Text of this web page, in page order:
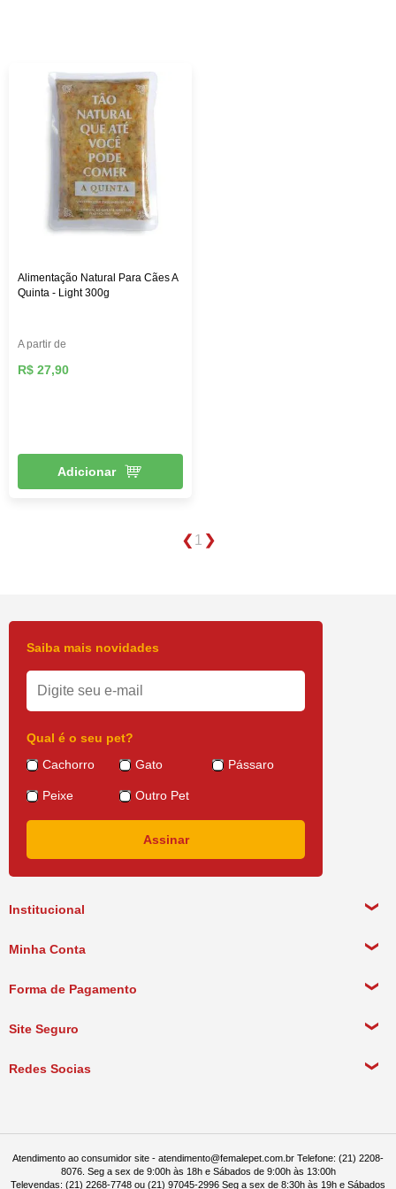
roupas, acessórios e muito mais!
Alimentação Natural Para Cães A
Quinta - Light 300g
A partir de
R$ 27,90
Adicionar
1
Institucional
Política de Pagamento
Política de Entrega
Minha Conta
Forma de Pagamento
Site Seguro
Redes Socias
Saiba mais novidades
Qual é o seu pet?
Cachorro
Gato Pássaro
Peixe Outro Pet
Atendimento ao consumidor site - atendimento@femalepet.com.br Telefone: (21) 2208-
8076. Seg a sex de 9:00h às 18h e Sábados de 9:00h às 13:00h
Televendas: (21) 2268-7748 ou (21) 97045-2996 Seg a sex de 8:30h às 19h e Sábados